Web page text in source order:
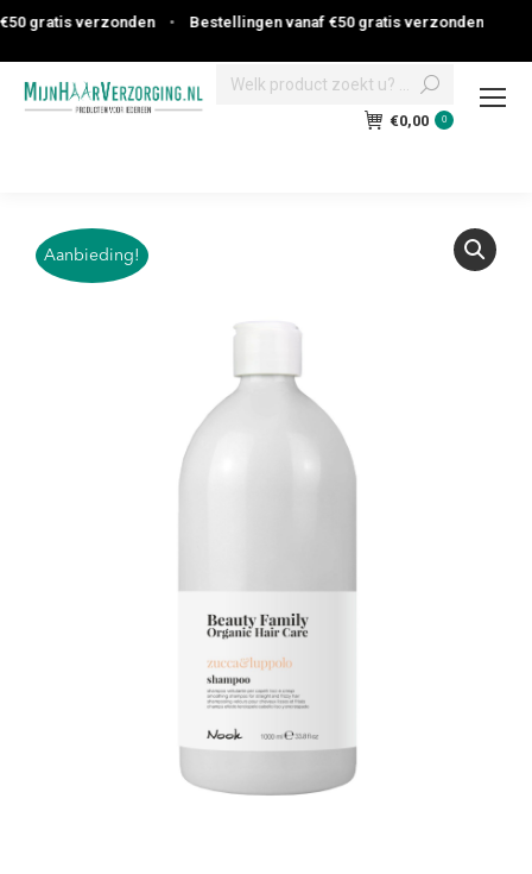
gratis verzonden • Bestellingen vanaf €50 gratis verzonden
Search:
€0,00 0
Aanbieding!